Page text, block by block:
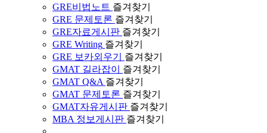
GRE비법노트 즐겨찾기
GRE 문제토론 즐겨찾기
GRE자료게시판 즐겨찾기
GRE Writing 즐겨찾기
GRE 보카외우기
즐겨찾기
GMAT 길라잡이
즐겨찾기
GMAT Q&A 즐겨찾기
GMAT 문제토론 즐겨찾기
GMAT자유게시판 즐겨찾기
MBA 정보게시판 즐겨찾기